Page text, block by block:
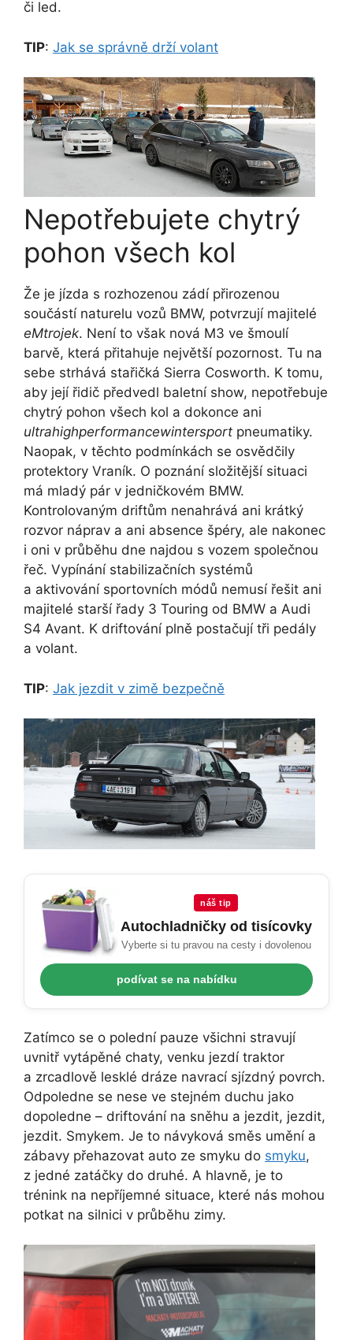
či led.
TIP: Jak se správně drží volant
Nepotřebujete chytrý
pohon všech kol
Že je jízda s rozhozenou zádí přirozenou
součástí naturelu vozů BMW, potvrzují majitelé
eMtrojek. Není to však nová M3 ve šmoulí
barvě, která přitahuje největší pozornost. Tu na
sebe strhává stařičká Sierra Cosworth. K tomu,
aby její řidič předvedl baletní show, nepotřebuje
chytrý pohon všech kol a dokonce ani
ultrahighperformancewintersport pneumatiky.
Naopak, v těchto podmínkách se osvědčily
protektory Vraník. O poznání složitější situaci
má mladý pár v jedničkovém BMW.
Kontrolovaným driftům nenahrává ani krátký
rozvor náprav a ani absence špéry, ale nakonec
i oni v průběhu dne najdou s vozem společnou
řeč. Vypínání stabilizačních systémů
a aktivování sportovních módů nemusí řešit ani
majitelé starší řady 3 Touring od BMW a Audi
S4 Avant. K driftování plně postačují tři pedály
a volant.
TIP: Jak jezdit v zimě bezpečně
náš tip
Autochladničky od tisícovky
Vyberte si tu pravou na cesty i dovolenou
podívat se na nabídku
Zatímco se o polední pauze všichni stravují
uvnitř vytápěné chaty, venku jezdí traktor
a zrcadlově lesklé dráze navrací sjízdný povrch.
Odpoledne se nese ve stejném duchu jako
dopoledne – driftování na sněhu a jezdit, jezdit,
jezdit. Smykem. Je to návyková směs umění a
zábavy přehazovat auto ze smyku do smyku,
z jedné zatáčky do druhé. A hlavně, je to
trénink na nepříjemné situace, které nás mohou
potkat na silnici v průběhu zimy.